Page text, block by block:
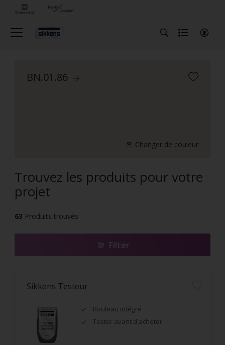
BN.01.86
Changer de couleur
Trouvez les produits pour votre
projet
63 Produits trouvés
Filter
Sikkens Testeur
Rouleau intégré
Tester avant d'acheter